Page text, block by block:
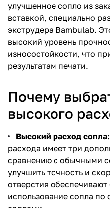
улучшенное сопло из
вставкой, специально
экструдера Bambulab.
высокий уровень
износостойкости, что
результатам печати.
Почему
высокого
Высокий расход сопла:
расхода имеет три
сравнению с обычными
улучшить точность и
отверстия
использование сопла